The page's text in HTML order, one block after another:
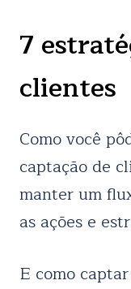
7
clientes
Como você
captação de
manter um
as ações e
E como